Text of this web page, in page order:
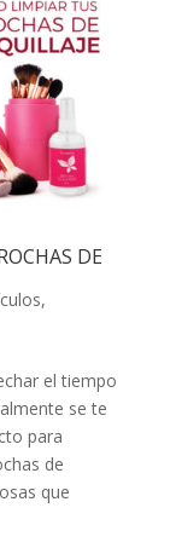
DE
,
el tiempo
se te
para
de
que